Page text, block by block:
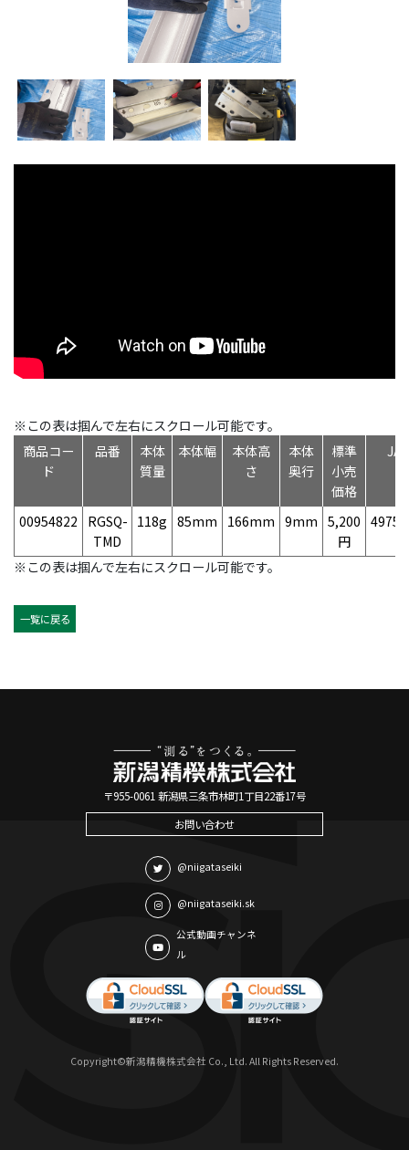
※この表は掴んで左右にスクロール可能です。
商品コー
ド
品番
本体
質量
本体幅
本体高
さ
本体
奥行
標準
小売
価格
00954822
RGSQ-
TMD
118g 85mm 166mm 9mm 5,200
円
※この表は掴んで左右にスクロール可能です。
一覧に戻る
〒955-0061 新潟県三条市林町1丁目22番17号
お問い合わせ
@niigataseiki
@niigataseiki.sk
公式動画チャンネ
ル
Copyright©新潟精機株式会社 Co., Ltd. All Rights Reserved.